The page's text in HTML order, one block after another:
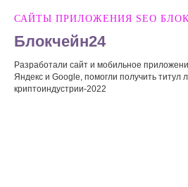
САЙТЫ ПРИЛОЖЕНИЯ SEO
Блокчейн24
Разработали сайт и мобильное
Яндекс и Google, помогли получить титул
криптоиндустрии-2022